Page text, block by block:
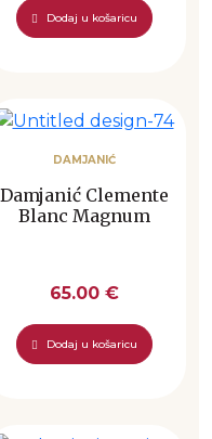
Dodaj u košaricu
DAMJANIĆ
Damjanić Clemente
Blanc Magnum
65.00 €
Dodaj u košaricu